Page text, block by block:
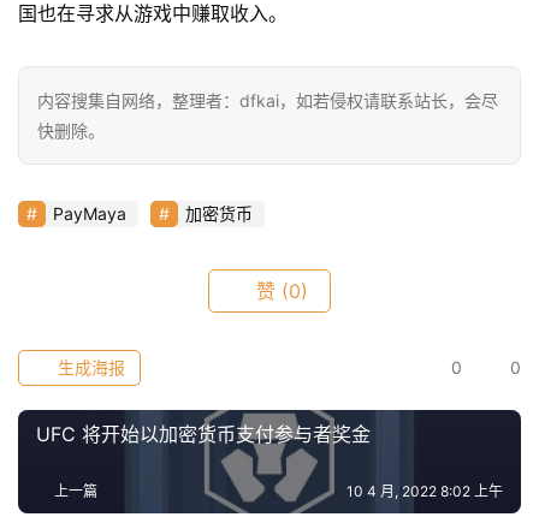
a
9
用
工
荐
国也在寻求从游戏中赚取收入。
内容搜集自网络，整理者：dfkai，如若侵权请联系站长，会尽
快删除。
PayMaya 加密货币
赞 (0)
0 0
生成海报
UFC 将开始以加密货币支付参与者奖金
上一篇 10 4 月, 2022 8:02 上午